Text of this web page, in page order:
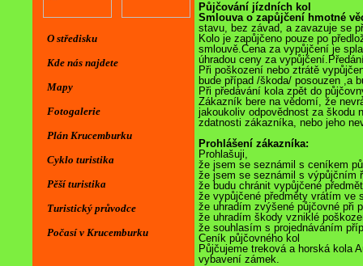
Půjčování jízdních kol
Smlouva o zapůjčení hmotné
stavu, bez závad, a zavazuje se
Kolo je zapůjčeno pouze po
smlouvě.Cena za vypůjčení je
úhradou ceny za
Při poškození nebo ztrátě
bude případ /škoda/ posouzen ,a
Při předávání kola zpět do
Zákazník bere na vědomí, že
jakoukoliv odpovědnost za škodu
zdatnosti zákazníka, nebo jeho
Prohlášení zákazníka:
Prohlašuji,
že jsem se seznámil s ceníkem
že jsem se seznámil s výpůjčním
že budu chránit vypůjčené
že vypůjčené předměty vrátím ve
že uhradím zvýšené půjčovné při
že uhradím škody vzniklé
že souhlasím s projednáváním
Ceník půjčovného kol
Půjčujeme treková a horská kola
vybavení zámek.
O středisku
Kde nás najdete
Mapy
Fotogalerie
Plán Krucemburku
Cyklo turistika
Pěší turistika
Turistický průvodce
Počasí v Krucemburku